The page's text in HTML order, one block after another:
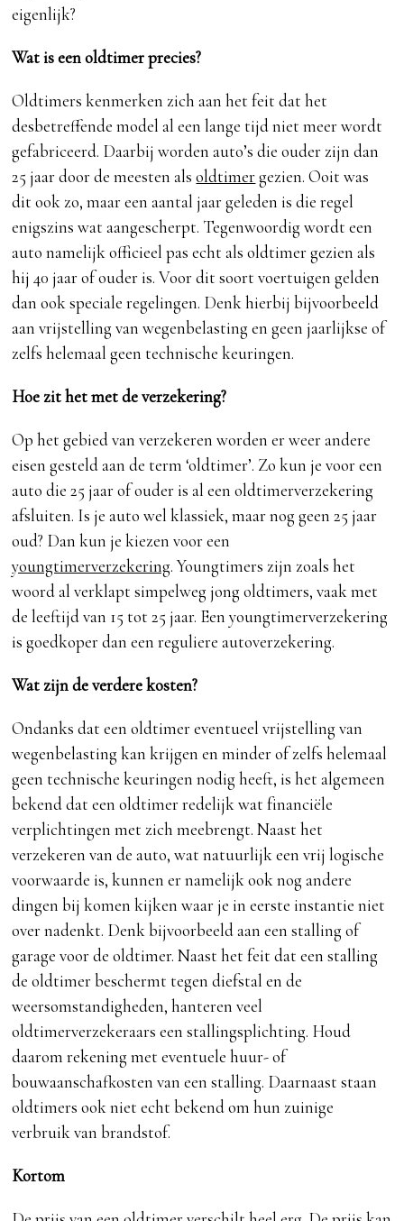
eigenlijk?
Wat is een oldtimer precies?
Oldtimers kenmerken zich aan het feit dat het
desbetreffende model al een lange tijd niet meer wordt
gefabriceerd. Daarbij worden auto’s die ouder zijn dan
25 jaar door de meesten alsoldtimergezien. Ooit was
dit ook zo, maar een aantal jaar geleden is die regel
enigszins wat aangescherpt. Tegenwoordig wordt een
auto namelijk officieel pas echt als oldtimer gezien als
hij 40 jaar of ouder is. Voor dit soort voertuigen gelden
dan ook speciale regelingen. Denk hierbij bijvoorbeeld
aan vrijstelling van wegenbelasting en geen jaarlijkse of
zelfs helemaal geen technische keuringen.
Hoe zit het met de verzekering?
Op het gebied van verzekeren worden er weer andere
eisen gesteld aan de term ‘oldtimer’. Zo kun je voor een
auto die 25 jaar of ouder is al een oldtimerverzekering
afsluiten. Is je auto wel klassiek, maar nog geen 25 jaar
oud? Dan kun je kiezen voor een
youngtimerverzekering. Youngtimers zijn zoals het
woord al verklapt simpelweg jong oldtimers, vaak met
de leeftijd van 15 tot 25 jaar. Een youngtimerverzekering
is goedkoper dan een reguliere autoverzekering.
Wat zijn de verdere kosten?
Ondanks dat een oldtimer eventueel vrijstelling van
wegenbelasting kan krijgen en minder of zelfs helemaal
geen technische keuringen nodig heeft, is het algemeen
bekend dat een oldtimer redelijk wat financiële
verplichtingen met zich meebrengt. Naast het
verzekeren van de auto, wat natuurlijk een vrij logische
voorwaarde is, kunnen er namelijk ook nog andere
dingen bij komen kijken waar je in eerste instantie niet
over nadenkt. Denk bijvoorbeeld aan een stalling of
garage voor de oldtimer. Naast het feit dat een stalling
de oldtimer beschermt tegen diefstal en de
weersomstandigheden, hanteren veel
oldtimerverzekeraars een stallingsplichting. Houd
daarom rekening met eventuele huur- of
bouwaanschafkosten van een stalling. Daarnaast staan
oldtimers ook niet echt bekend om hun zuinige
verbruik van brandstof.
Kortom